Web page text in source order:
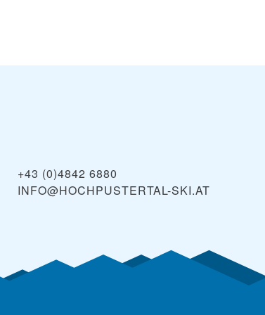
+43 (0)4842 6880
INFO@HOCHPUSTERTAL-SKI.AT